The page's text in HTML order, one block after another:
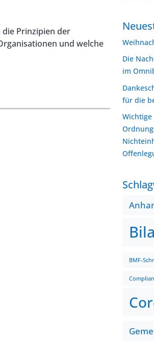
Prinzipien der
und welche
Die
im
für die
BMF-